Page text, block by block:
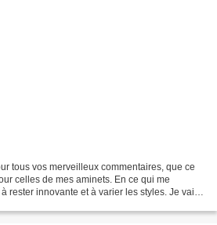
tous vos merveilleux commentaires, que ce
celles de mes aminets. En ce qui me
rester innovante et à varier les styles. Je vais